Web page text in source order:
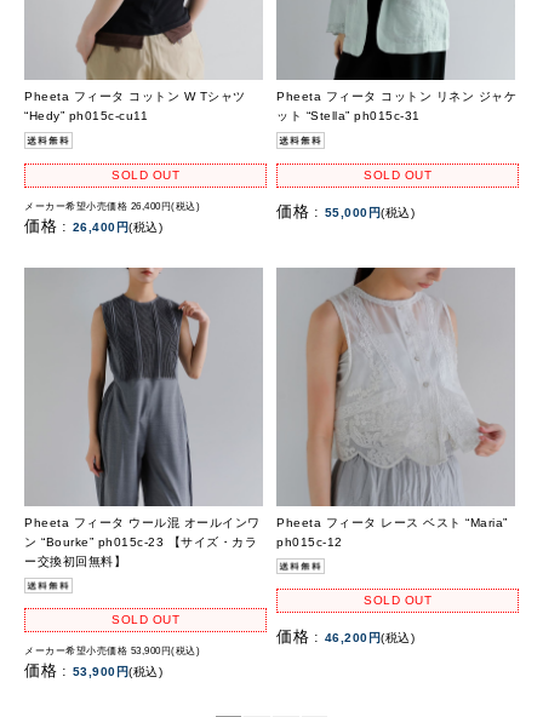
Pheeta フィータ コットン W Tシャツ
“Hedy” ph015c-cu11
SOLD OUT
メーカー希望小売価格 26,400円(税込)
価格 : 26,400円(税込)
Pheeta フィータ コットン リネン ジャケ
ット “Stella” ph015c-31
SOLD OUT
価格 : 55,000円(税込)
Pheeta フィータ ウール混 オールインワ
ン “Bourke” ph015c-23 【サイズ・カラ
ー交換初回無料】
SOLD OUT
メーカー希望小売価格 53,900円(税込)
価格 : 53,900円(税込)
Pheeta フィータ レース ベスト “Maria”
ph015c-12
SOLD OUT
価格 : 46,200円(税込)